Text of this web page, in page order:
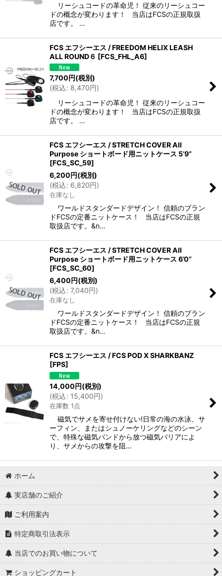
リーシュコードの革命児！ 従来のリーシュコー
ドの概念が変わります！ 当店はFCSの正規取扱
店です。 …
FCS エフシーエス / FREEDOM HELIX LEASH
ALL ROUND６ [FCS_FHL_A6]
7,700円(税別)
(税込: 8,470円)
リーシュコードの革命児！ 従来のリーシュコー
ドの概念が変わります！ 当店はFCSの正規取扱
店です。 …
FCS エフシーエス / STRETCH COVER All
Purpose ショートボード用ニットケース 5’9”
[FCS_SC_59]
6,200円(税別)
(税込: 6,820円)
在庫なし
ワールドスタンダードデザイン！ 信頼のブラン
ドFCSの定番ニットケース！ 当店はFCSの正規
取扱店です。&n…
FCS エフシーエス / STRETCH COVER All
Purpose ショートボード用ニットケース 6’0”
[FCS_SC_60]
6,400円(税別)
(税込: 7,040円)
在庫なし
ワールドスタンダードデザイン！ 信頼のブラン
ドFCSの定番ニットケース！ 当店はFCSの正規
取扱店です。&n…
FCS エフシーエス / FCS POD X SHARKBANZ
[FPS]
14,000円(税別)
(税込: 15,400円)
在庫数 1点
磁気でサメを寄せ付けない!日常の海の水泳、サ
ーフィン、またはシュノーケリングなどのシーン
で、特殊な磁気バンドから放つ磁気バリアによ
り、サメからの攻撃を阻…
ホーム
実店舗のご紹介
ご利用案内
特定商取引法表示
当店でのお買い物について
ショッピングカート